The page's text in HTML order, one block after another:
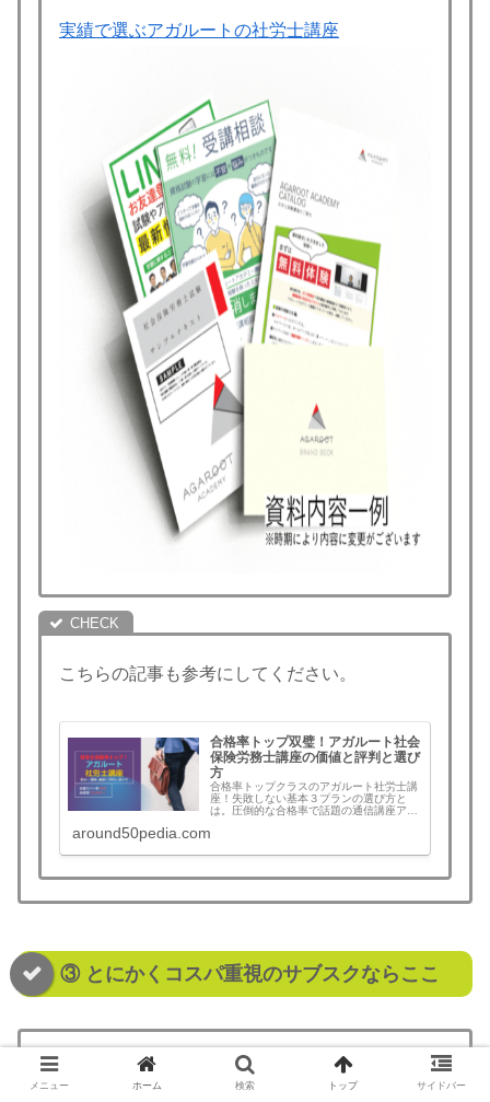
実績で選ぶアガルートの社労士講座
こちらの記事も参考にしてください。
合格率トップ双璧！アガルート社会
保険労務士講座の価値と評判と選び
方
合格率トップクラスのアガルート社労士講
座！失敗しない基本３プランの選び方と
は。圧倒的な合格率で話題の通信講座アガ
around50pedia.com
③ とにかくコスパ重視のサブスクならここ
オンスク.JP社会保険労務士講座
メニュー ホーム 検索 トップ サイドバー